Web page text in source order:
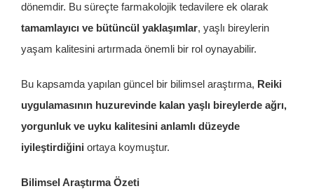
dönemdir. Bu süreçte farmakolojik tedavilere ek olarak
tamamlayıcı ve bütüncül yaklaşımlar, yaşlı bireylerin
yaşam kalitesini artırmada önemli bir rol oynayabilir.
Bu kapsamda yapılan güncel bir bilimsel araştırma, Reiki
uygulamasının huzurevinde kalan yaşlı bireylerde ağrı,
yorgunluk ve uyku kalitesini anlamlı düzeyde
iyileştirdiğini ortaya koymuştur.
Bilimsel Araştırma Özeti